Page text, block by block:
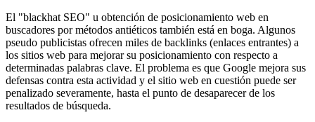
El "blackhat SEO" u obtención de posicionamiento web en
buscadores por métodos antiéticos también está en boga. Algunos
pseudo publicistas ofrecen miles de backlinks (enlaces entrantes) a
los sitios web para mejorar su posicionamiento con respecto a
determinadas palabras clave. El problema es que Google mejora sus
defensas contra esta actividad y el sitio web en cuestión puede ser
penalizado severamente, hasta el punto de desaparecer de los
resultados de búsqueda.